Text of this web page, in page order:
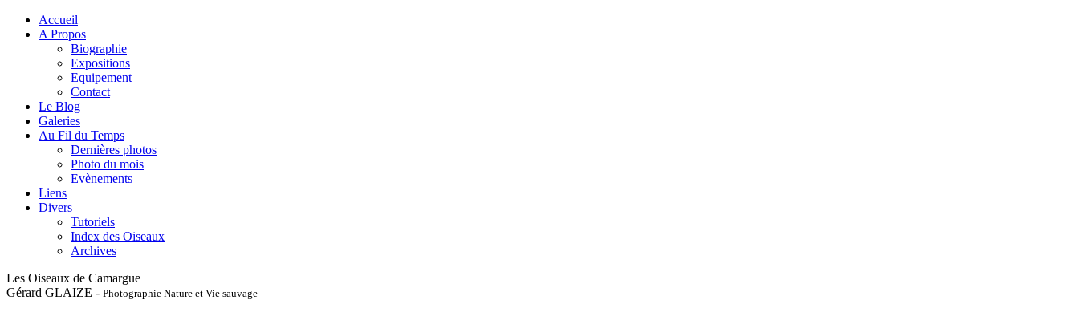
Accueil
A Propos
Biographie
Expositions
Equipement
Contact
Le Blog
Galeries
Au Fil du Temps
Dernières photos
Photo du mois
Evènements
Liens
Divers
Tutoriels
Index des Oiseaux
Archives
Les Oiseaux de Camargue
Gérard GLAIZE - Photographie Nature et Vie sauvage